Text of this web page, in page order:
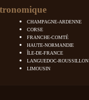
CHAMPAGNE-ARDENNE
CORSE
FRANCHE-COMTÉ
HAUTE-NORMANDIE
ÎLE-DE-FRANCE
LANGUEDOC-ROUSSILLON
LIMOUSIN